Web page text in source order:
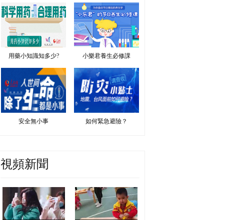
用藥小知識知多少? 小樂君養生必修課
安全無小事 如何緊急避險？
視頻新聞